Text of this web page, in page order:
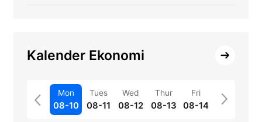
Kalender Ekonomi
Mon
08-10
Tues
08-11
Wed
08-12
Thur
08-13
Fri
08-14